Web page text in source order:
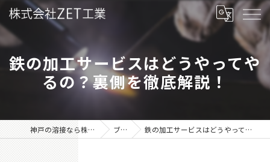
鉄の加工サービスはどうやってや
るの？裏側を徹底解説！
神戸の溶接なら株式会社ZET工業 ブログ 鉄の加工サービスはどうやってやるの？裏側を徹底解説！